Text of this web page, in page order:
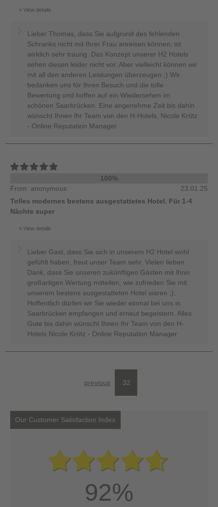
View details
Lieber Thomas, dass Sie aufgrund des fehlenden
Schranks nicht mit Ihrer Frau anreisen können, ist
wirklich sehr traurig. Das Konzept unserer H2 Hotels
sehen diesen leider nicht vor. Aber vielleicht können wir
mit all den anderen Leistungen überzeugen ;) Wir
bedanken uns für Ihren Besuch und die tolle
Bewertung und hoffen auf ein Wiedersehen im
schönen Saarbrücken. Eine angenehme Zeit bis dahin
wünscht Ihnen Ihr Team von den H-Hotels, Nicole Krötz
- Online Reputation Manager
100%
From: anonymous
23.01.25
Tolles modernes bestens ausgestattetes Hotel. Für 1-4
Nächte super
View details
Lieber Gast, dass Sie sich in unserem H2 Hotel wohl
gefühlt haben, freut unser Team sehr. Vielen lieben
Dank, dass Sie unseren zukünftigen Gästen mit Ihrer
großartigen Wertung mitteilen, wie zufrieden Sie mit
unserem bestens ausgestatteten Hotel waren ;).
Hoffentlich dürfen wir Sie wieder einmal bei uns in
Saarbrücken empfangen und erneut begeistern. Alles
Gute bis dahin wünscht Ihnen Ihr Team von den H-
Hotels Nicole Krötz - Online Reputation Manager
previous 32
Our Customer Satisfaction Index
92%